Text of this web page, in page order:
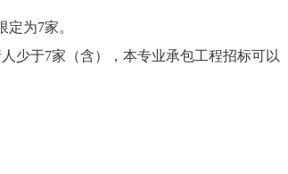
为7家。
少于7家（含），本专业承包工程招标可以